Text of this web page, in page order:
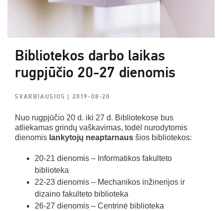
Bibliotekos darbo laikas
rugpjūčio 20-27 dienomis
SVARBIAUSIOS | 2019-08-20
Nuo rugpjūčio 20 d. iki 27 d. Bibliotekose bus
atliekamas grindų vaškavimas, todėl nurodytomis
dienomis lankytojų neaptarnaus šios bibliotekos:
20-21 dienomis – Informatikos fakulteto
biblioteka
22-23 dienomis – Mechanikos inžinerijos ir
dizaino fakulteto biblioteka
26-27 dienomis – Centrinė biblioteka